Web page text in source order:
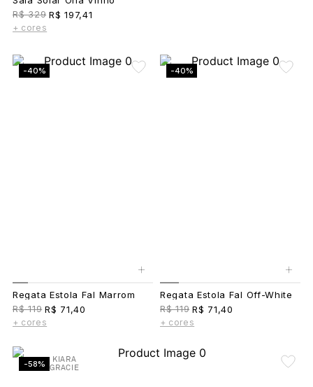
R$ 329 R$ 197,41
+ cores
-40%
+
Regata Estola Fal Marrom
R$ 119 R$ 71,40
+ cores
-40%
+
Regata Estola Fal Off-White
R$ 119 R$ 71,40
+ cores
-58%
KIARA
GRACIE